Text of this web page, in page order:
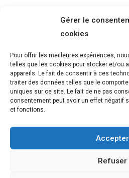
Gérer le
cookies
Pour offrir les meilleures expériences,
telles que les cookies pour stocker et/ou
appareils. Le fait de consentir à ces
traiter des données telles que le
uniques sur ce site. Le fait de ne pas
consentement peut avoir un effet négatif
et fonctions.
Accepter
Refuser
N'attendez
réservez un
pour un appel
découverte